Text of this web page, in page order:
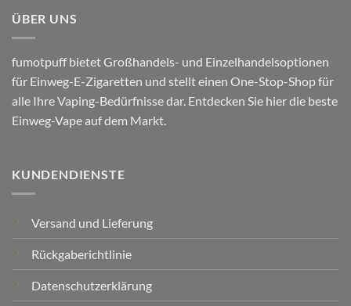
ÜBER UNS
fumotpuff bietet Großhandels- und Einzelhandelsoptionen
für Einweg-E-Zigaretten und stellt einen One-Stop-Shop für
alle Ihre Vaping-Bedürfnisse dar. Entdecken Sie hier die beste
Einweg-Vape auf dem Markt.
KUNDENDIENSTE
Versand und Lieferung
Rückgaberichtlinie
Datenschutzerklärung